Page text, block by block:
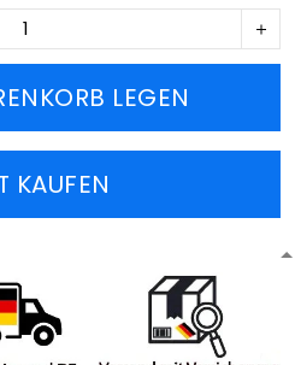
LEGEN
KAUFEN